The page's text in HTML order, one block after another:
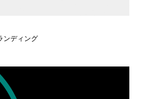
ンディング